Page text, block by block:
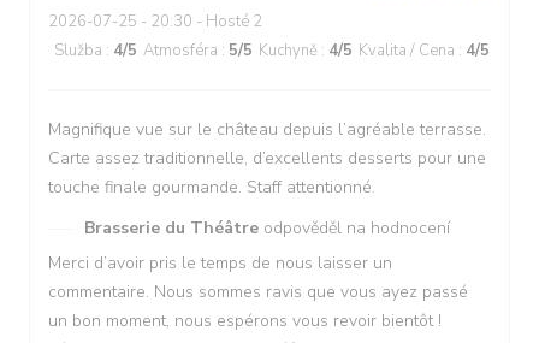
2026-07-25 - 20:30 - Hosté 2
Služba : 4/5 Atmosféra : 5/5 Kuchyně : 4/5 Kvalita / Cena : 4/5
Magnifique vue sur le château depuis l’agréable terrasse.
Carte assez traditionnelle, d’excellents desserts pour une
touche finale gourmande. Staff attentionné.
Brasserie du Théâtre odpověděl na hodnocení
Merci d’avoir pris le temps de nous laisser un
commentaire. Nous sommes ravis que vous ayez passé
un bon moment, nous espérons vous revoir bientôt !